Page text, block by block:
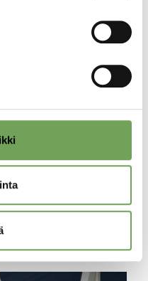
maisemhin” –
sunnuntaina